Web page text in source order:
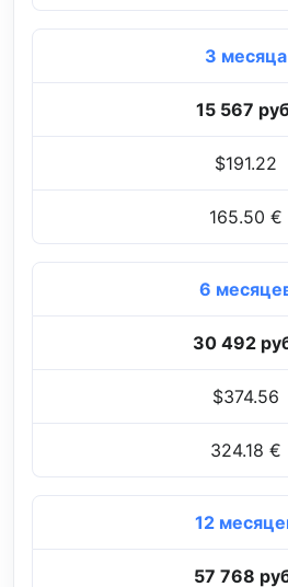
3 месяца
15 567
$191.22
165.50 €
6
30 492
$374.56
324.18 €
12
57 768